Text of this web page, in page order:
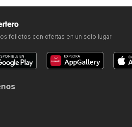
folletos con ofertas en un solo lugar